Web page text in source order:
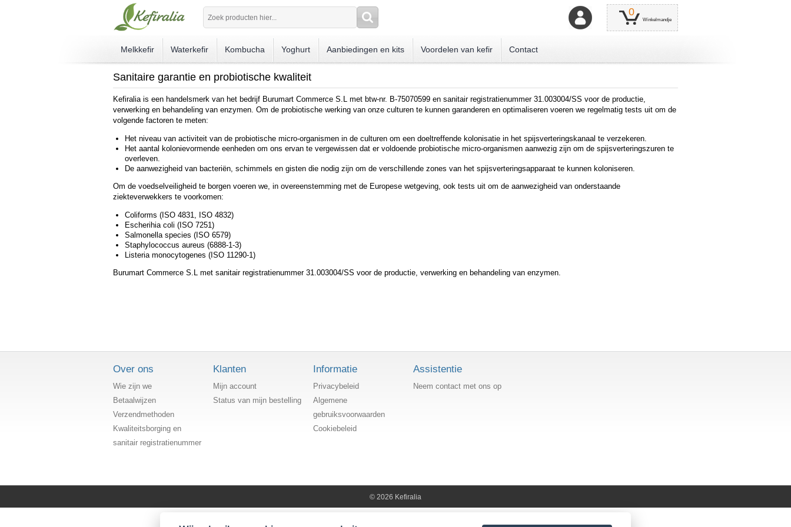
0
Winkelmandje
Melkkefir Waterkefir Kombucha Yoghurt Aanbiedingen en kits Voordelen van kefir Contact
Sanitaire garantie en probiotische kwaliteit
Kefiralia is een handelsmerk van het bedrijf Burumart Commerce S.L met btw-nr. B-75070599 en sanitair registratienummer 31.003004/SS voor de productie,
verwerking en behandeling van enzymen. Om de probiotische werking van onze culturen te kunnen garanderen en optimaliseren voeren we regelmatig tests uit om de
volgende factoren te meten:
Het niveau van activiteit van de probiotische micro-organismen in de culturen om een doeltreffende kolonisatie in het spijsverteringskanaal te verzekeren.
Het aantal kolonievormende eenheden om ons ervan te vergewissen dat er voldoende probiotische micro-organismen aanwezig zijn om de spijsverteringszuren te
overleven.
De aanwezigheid van bacteriën, schimmels en gisten die nodig zijn om de verschillende zones van het spijsverteringsapparaat te kunnen koloniseren.
Om de voedselveiligheid te borgen voeren we, in overeenstemming met de Europese wetgeving, ook tests uit om de aanwezigheid van onderstaande
ziekteverwekkers te voorkomen:
Coliforms (ISO 4831, ISO 4832)
Escherihia coli (ISO 7251)
Salmonella species (ISO 6579)
Staphylococcus aureus (6888-1-3)
Listeria monocytogenes (ISO 11290-1)
Burumart Commerce S.L met sanitair registratienummer 31.003004/SS voor de productie, verwerking en behandeling van enzymen.
Over ons
Wie zijn we
Betaalwijzen
Verzendmethoden
Kwaliteitsborging en
sanitair registratienummer
Klanten
Mijn account
Status van mijn bestelling
Informatie
Privacybeleid
Algemene
gebruiksvoorwaarden
Cookiebeleid
Assistentie
Neem contact met ons op
© 2026 Kefiralia